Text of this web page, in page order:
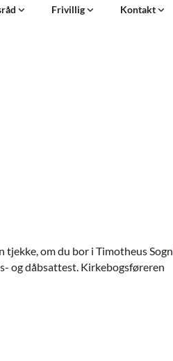
Frivillig Kontakt
tjekke, om du bor i Timotheus Sogn
og dåbsattest. Kirkebogsføreren